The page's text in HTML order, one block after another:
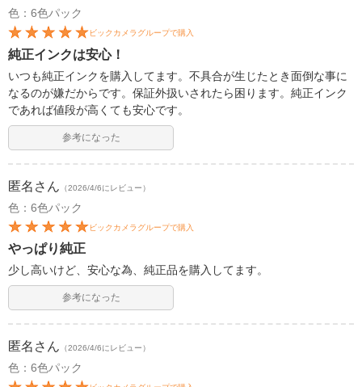
色：6色パック
ビックカメラグループで購入
純正インクは安心！
いつも純正インクを購入してます。不具合が生じたとき面倒な事に
なるのが嫌だからです。保証外扱いされたら困ります。純正インク
であれば値段が高くても安心です。
参考になった
匿名 さん （2026/4/6にレビュー）
色：6色パック
ビックカメラグループで購入
やっぱり純正
少し高いけど、安心な為、純正品を購入してます。
参考になった
匿名 さん （2026/4/6にレビュー）
色：6色パック